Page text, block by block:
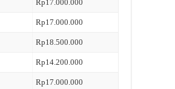
Rp17.000.000
Rp17.000.000
Rp18.500.000
Rp14.200.000
Rp17.000.000